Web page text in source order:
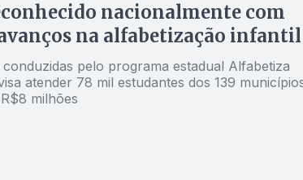
nacionalmente com
na alfabetização infantil
pelo programa estadual Alfabetiza
atender 78 mil estudantes dos 139
milhões